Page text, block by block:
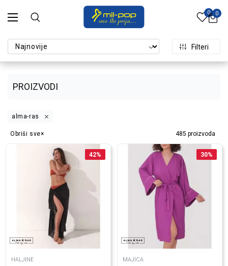
0 0
PROIZVODI
Filteri
alma-ras
485 proizvoda
Obriši sve
42%
HALJINE
30%
MAJICA